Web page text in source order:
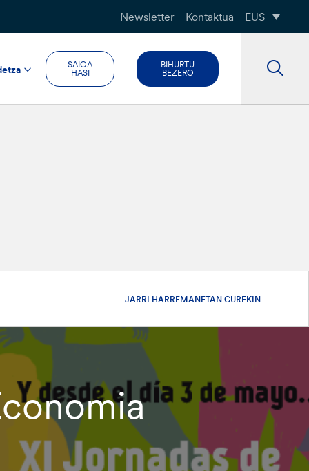
Newsletter Kontaktua EUS
SAIOA
HASI
BIHURTU
BEZERO
JARRI HARREMANETAN GUREKIN